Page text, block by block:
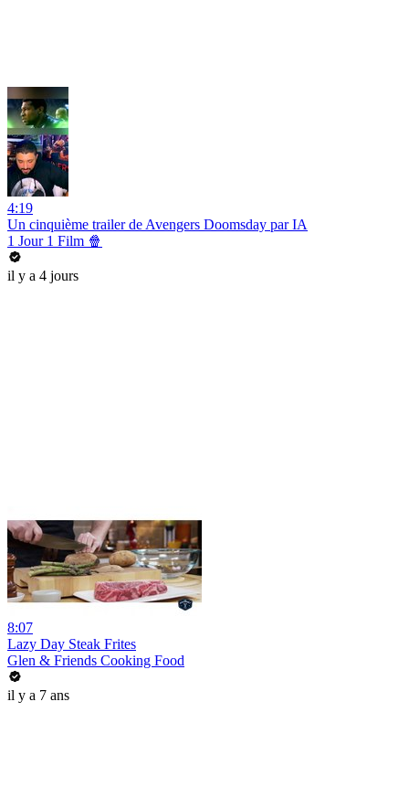
4:19
Un cinquième trailer de Avengers Doomsday par IA
1 Jour 1 Film 🍿
il y a 4 jours
8:07
Lazy Day Steak Frites
Glen & Friends Cooking Food
il y a 7 ans